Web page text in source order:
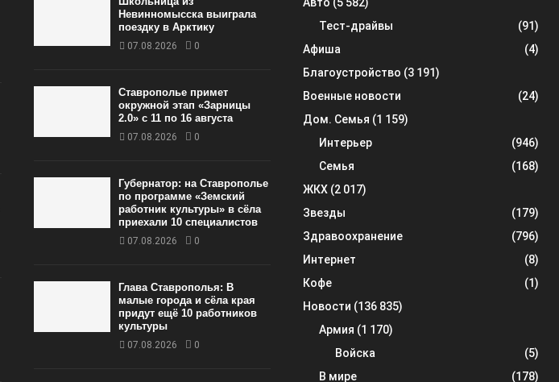
Невинномысска выиграла
поездку в Арктику
07.08.2026 0
Ставрополье примет
окружной этап «Зарницы
2.0» с 11 по 16 августа
07.08.2026 0
Губернатор: на Ставрополье
по программе «Земский
работник культуры» в сёла
приехали 10 специалистов
07.08.2026 0
Глава Ставрополья: В
малые города и сёла края
придут ещё 10 работников
культуры
07.08.2026 0
Тест-драйвы
(91)
Афиша
(4)
Благоустройство (3 191)
Военные новости
(24)
Дом. Семья (1 159)
Интерьер
(946)
Семья
(168)
ЖКХ(2 017)
Звезды
(179)
Здравоохранение
(796)
Интернет
(8)
Кофе
(1)
Новости (136 835)
Армия (1 170)
Войска
(5)
В мире
(178)